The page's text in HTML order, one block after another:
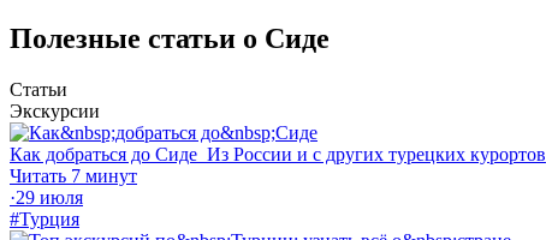
Полезные статьи о Сиде
Статьи
Экскурсии
Как добраться до Сиде Из России и с других турецких курортов
Читать 7 минут
·29 июля
#Турция